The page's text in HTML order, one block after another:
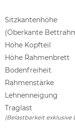
Sitzkantenhöhe
(Oberkante
Höhe Kopfteil
Höhe Rahmenbrett
Bodenfreiheit
Rahmenstärke
Lehnenneigung
Traglast
(Belastbarkeit exklusive